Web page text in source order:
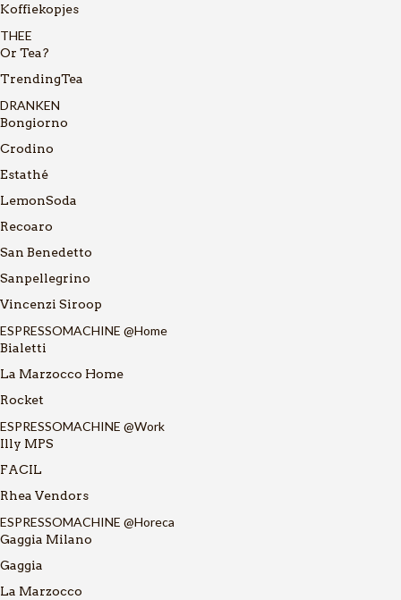
Koffiekopjes
THEE
Or Tea?
TrendingTea
DRANKEN
Bongiorno
Crodino
Estathé
LemonSoda
Recoaro
San Benedetto
Sanpellegrino
Vincenzi Siroop
ESPRESSOMACHINE @Home
Bialetti
La Marzocco Home
Rocket
ESPRESSOMACHINE @Work
Illy MPS
FACIL
Rhea Vendors
ESPRESSOMACHINE @Horeca
Gaggia Milano
Gaggia
La Marzocco